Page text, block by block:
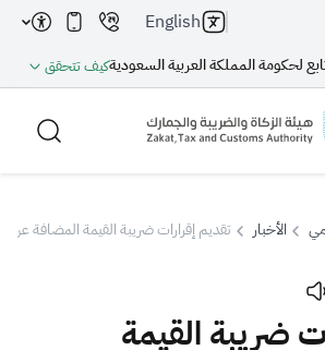
لحكومة المملكة العربية السعوديةكيف تتحقق
English
الأخبار تقديم إقرارات ضريبة القيمة المضافة عن
ضريبة القيمة